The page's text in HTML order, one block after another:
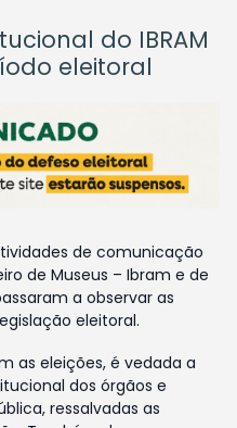
do IBRAM
eleitoral
de comunicação
de Museus – Ibram e de
a observar as
eleitoral.
as eleições, é vedada a
dos órgãos e
ressalvadas as